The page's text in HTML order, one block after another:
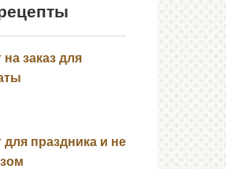
заказ для
для праздника и не